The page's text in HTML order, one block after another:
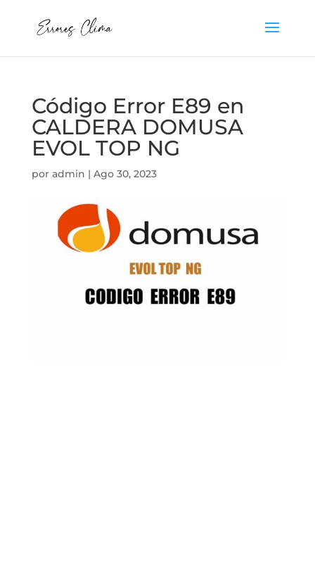
Código Error E89 en
CALDERA DOMUSA
EVOL TOP NG
por admin | Ago 30, 2023